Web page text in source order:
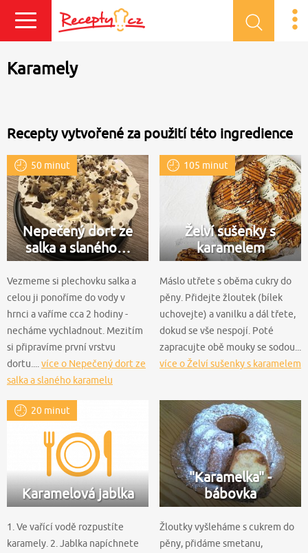
Přihlásit se
Karamely
Recepty vytvořené za použití této ingredience
50 minut
Nepečený dort ze
salka a slaného…
Vezmeme si plechovku salka a
celou ji ponoříme do vody v
hrnci a vaříme cca 2 hodiny -
necháme vychladnout. Mezitím
si připravíme první vrstvu
dortu....více o Nepečený dort ze
salka a slaného karamelu
105 minut
Želví sušenky s
karamelem
Máslo utřete s oběma cukry do
pěny. Přidejte žloutek (bílek
uchovejte) a vanilku a dál třete,
dokud se vše nespojí. Poté
zapracujte obě mouky se sodou...
více o Želví sušenky s karamelem
20 minut
Karamelová jablka
1. Ve vařící vodě rozpustíte
karamely. 2. Jablka napíchnete
"Karamelka" -
bábovka
Žloutky vyšleháme s cukrem do
pěny, přidáme smetanu,